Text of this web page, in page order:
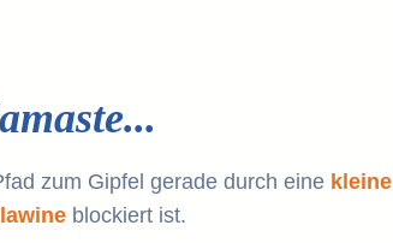
zum Gipfel gerade durch eine kleine
blockiert ist.